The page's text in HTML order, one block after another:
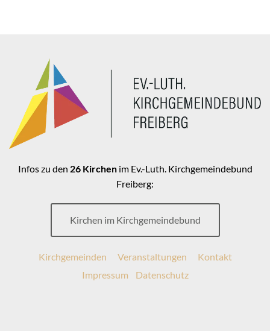
Infos zu den 26 Kirchenim Ev.-Luth. Kirchgemeindebund
Freiberg:
Kirchen im Kirchgemeindebund
Kirchgemeinden Veranstaltungen
Kontakt
Impressum
Datenschutz